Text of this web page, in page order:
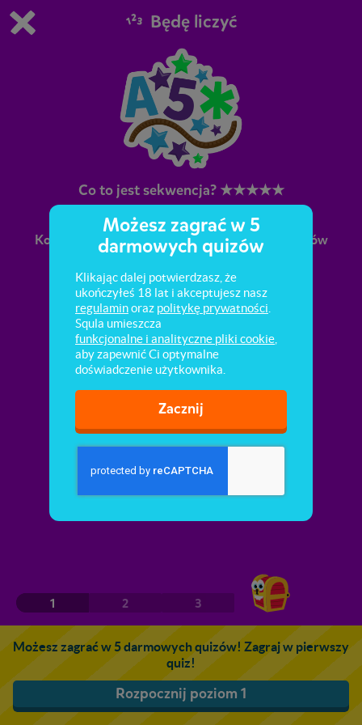
Grasz w wersję demonstracyjną Squli
Kup teraz!
0 1
Będę liczyć
Co to jest sekwencja? ★★★★★
Kolejność liczb. Zgodność cyfry z liczbą elementów
na zdjęciu. Następstwo pokoleń w rodzinie.
Kolejność zdarzeń w historyjce obrazkowej.
1 2 3
Możesz zagrać w 5 darmowych quizów! Zagraj w pierwszy
quiz!
Rozpocznij poziom 1
Możesz zagrać w 5
darmowych quizów
Klikając dalej potwierdzasz, że
ukończyłeś 18 lat i akceptujesz nasz
regulaminoraz politykę prywatności
Squla umieszcza
funkcjonalne i analityczne pliki cookie
aby zapewnić Ci optymalne
doświadczenie użytkownika.
Zacznij